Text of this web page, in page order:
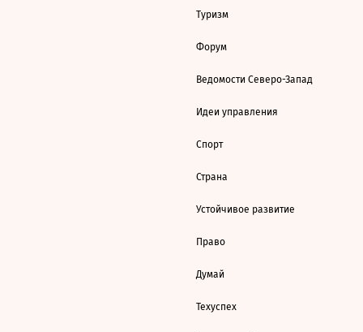
Туризм
Форум
Ведомости Северо-Запад
Идеи управления
Спорт
Страна
Устойчивое развитие
Право
Думай
Техуспех